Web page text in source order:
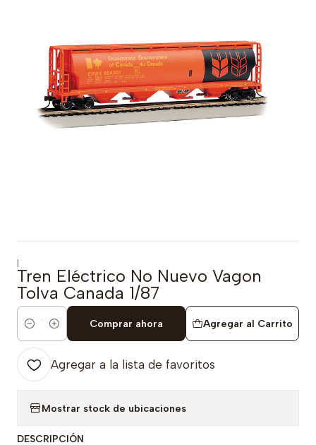
|
Tren Eléctrico No Nuevo Vagon
Tolva Canada 1/87
Cantidad
Agregar al Carrito
Comprar ahora
Agregar a la lista de favoritos
Mostrar stock de ubicaciones
DESCRIPCIÓN